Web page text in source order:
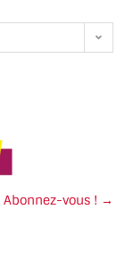
Abonnez-vous ! →